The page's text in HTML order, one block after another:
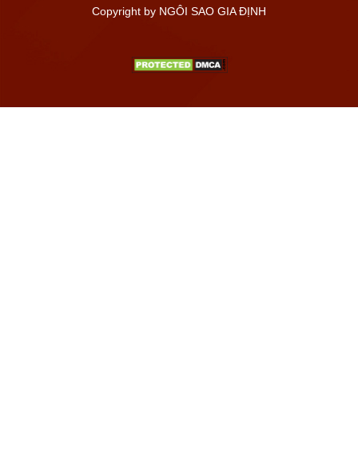
Copyright by NGÔI SAO GIA ĐỊNH